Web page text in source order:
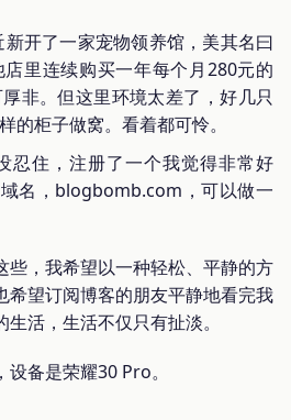
开了一家宠物领养馆，美其名曰
里连续购买一年每个月280元的
非。但这里环境太差了，好几只
的柜子做窝。看着都可怜。
忍住，注册了一个我觉得非常好
名，blogbomb.com，可以做一
些，我希望以一种轻松、平静的方
希望订阅博客的朋友平静地看完我
活，生活不仅只有扯淡。
备是荣耀30 Pro。